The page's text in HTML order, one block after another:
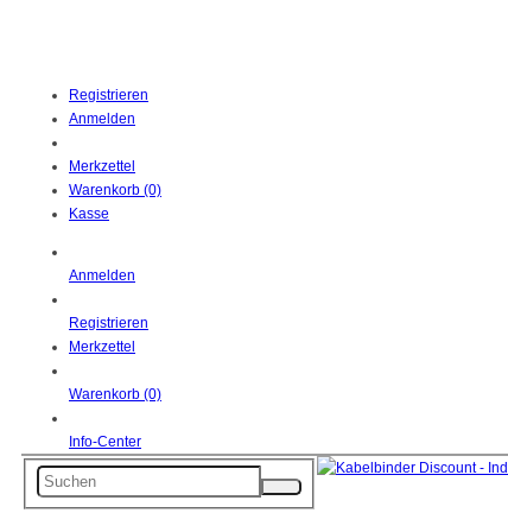
Registrieren
Anmelden
Merkzettel
Warenkorb (0)
Kasse
Anmelden
Registrieren
Merkzettel
Warenkorb (0)
Info-Center